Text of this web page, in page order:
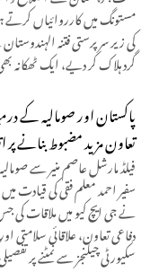
مستونگ میں کارروائیاں
گرد ہلاک کر دیے، ایک ٹھکانہ
پاکستان اور صومالیہ کے
تعاون مزید مضبوط بنانے پر
فیلڈ مارشل عاصم منیر سے
سفیر احمد معلم فقی کی قیادت
نے جی ایچ کیو میں ملاقات کی
دفاعی تعاون، علاقائی سلامتی
سکیورٹی چیلنجز سے نمٹنے پر